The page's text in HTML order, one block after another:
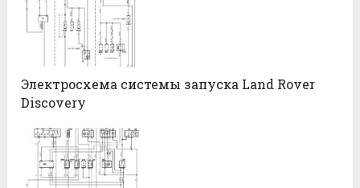
Электросхема системы запуска Land Rover
Discovery